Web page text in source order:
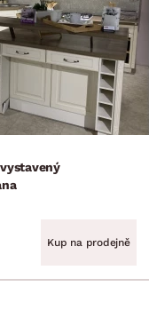
Kup na prodejně